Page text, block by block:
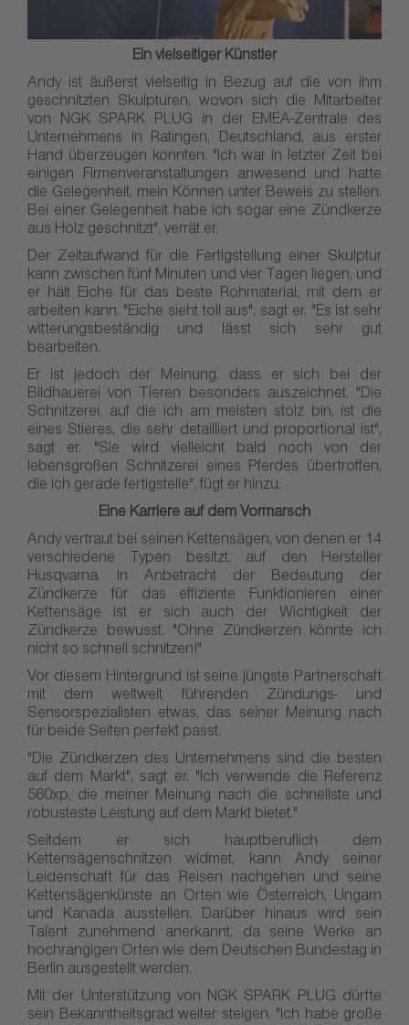
Ein vielseitiger Künstler
Andy ist äußerst vielseitig in Bezug auf die von ihm
geschnitzten Skulpturen, wovon sich die Mitarbeiter
von NGK SPARK PLUG in der EMEA-Zentrale des
Unternehmens in Ratingen, Deutschland, aus erster
Hand überzeugen konnten. "Ich war in letzter Zeit bei
einigen Firmenveranstaltungen anwesend und hatte
die Gelegenheit, mein Können unter Beweis zu stellen.
Bei einer Gelegenheit habe ich sogar eine Zündkerze
aus Holz geschnitzt", verrät er.
Der Zeitaufwand für die Fertigstellung einer Skulptur
kann zwischen fünf Minuten und vier Tagen liegen, und
er hält Eiche für das beste Rohmaterial, mit dem er
arbeiten kann. "Eiche sieht toll aus", sagt er. "Es ist sehr
witterungsbeständig und lässt sich sehr gut
bearbeiten.
Er ist jedoch der Meinung, dass er sich bei der
Bildhauerei von Tieren besonders auszeichnet. "Die
Schnitzerei, auf die ich am meisten stolz bin, ist die
eines Stieres, die sehr detailliert und proportional ist",
sagt er. "Sie wird vielleicht bald noch von der
lebensgroßen Schnitzerei eines Pferdes übertroffen,
die ich gerade fertigstelle", fügt er hinzu.
Eine Karriere auf dem Vormarsch
Andy vertraut bei seinen Kettensägen, von denen er 14
verschiedene Typen besitzt, auf den Hersteller
Husqvarna. In Anbetracht der Bedeutung der
Zündkerze für das effiziente Funktionieren einer
Kettensäge ist er sich auch der Wichtigkeit der
Zündkerze bewusst. "Ohne Zündkerzen könnte ich
nicht so schnell schnitzen!"
Vor diesem Hintergrund ist seine jüngste Partnerschaft
mit dem weltweit führenden Zündungs- und
Sensorspezialisten etwas, das seiner Meinung nach
für beide Seiten perfekt passt.
"Die Zündkerzen des Unternehmens sind die besten
auf dem Markt", sagt er. "Ich verwende die Referenz
560xp, die meiner Meinung nach die schnellste und
robusteste Leistung auf dem Markt bietet."
Seitdem er sich hauptberuflich dem
Kettensägenschnitzen widmet, kann Andy seiner
Leidenschaft für das Reisen nachgehen und seine
Kettensägenkünste an Orten wie Österreich, Ungarn
und Kanada ausstellen. Darüber hinaus wird sein
Talent zunehmend anerkannt, da seine Werke an
hochrangigen Orten wie dem Deutschen Bundestag in
Berlin ausgestellt werden.
Mit der Unterstützung von NGK SPARK PLUG dürfte
sein Bekanntheitsgrad weiter steigen. "Ich habe große